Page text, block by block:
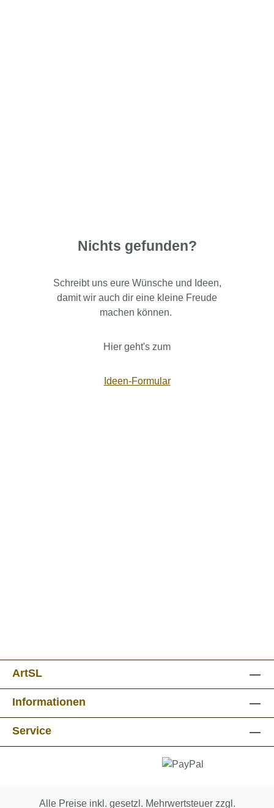
Nichts gefunden?
Schreibt uns eure Wünsche und Ideen,
damit wir auch dir eine kleine Freude
machen können.
Hier geht's zum
Ideen-Formular
ArtSL
Informationen
Service
Alle Preise inkl. gesetzl. Mehrwertsteuer zzgl.